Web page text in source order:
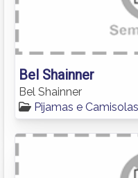
Bel Shainner
Bel Shainner
Pijamas e